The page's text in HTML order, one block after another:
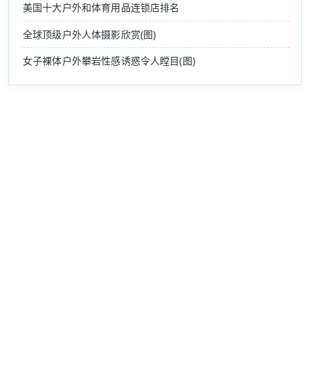
美国十大户外和体育用品连锁店排名
全球顶级户外人体摄影欣赏(图)
女子裸体户外攀岩性感诱惑令人瞠目(图)